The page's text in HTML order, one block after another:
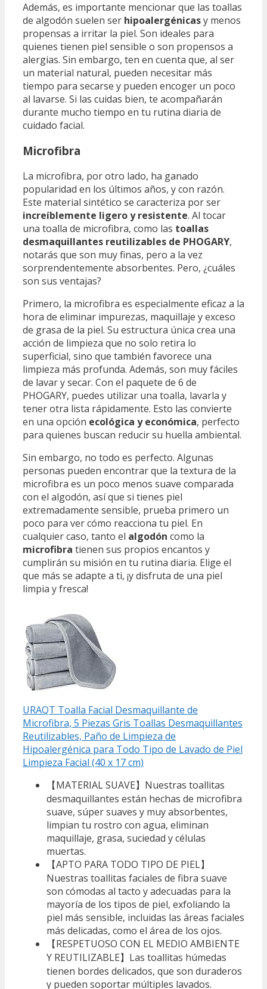
Además, es importante mencionar que las toallas
de algodón suelen ser hipoalergénicasy menos
propensas a irritar la piel. Son ideales para
quienes tienen piel sensible o son propensos a
alergias. Sin embargo, ten en cuenta que, al ser
un material natural, pueden necesitar más
tiempo para secarse y pueden encoger un poco
al lavarse. Si las cuidas bien, te acompañarán
durante mucho tiempo en tu rutina diaria de
cuidado facial.
Microfibra
La microfibra, por otro lado, ha ganado
popularidad en los últimos años, y con razón.
Este material sintético se caracteriza por ser
increíblemente ligero y resistente. Al tocar
una toalla de microfibra, como las toallas
desmaquillantes reutilizables de PHOGARY,
notarás que son muy finas, pero a la vez
sorprendentemente absorbentes. Pero, ¿cuáles
son sus ventajas?
Primero, la microfibra es especialmente eficaz a la
hora de eliminar impurezas, maquillaje y exceso
de grasa de la piel. Su estructura única crea una
acción de limpieza que no solo retira lo
superficial, sino que también favorece una
limpieza más profunda. Además, son muy fáciles
de lavar y secar. Con el paquete de 6 de
PHOGARY, puedes utilizar una toalla, lavarla y
tener otra lista rápidamente. Esto las convierte
en una opción ecológica y económica, perfecto
para quienes buscan reducir su huella ambiental.
Sin embargo, no todo es perfecto. Algunas
personas pueden encontrar que la textura de la
microfibra es un poco menos suave comparada
con el algodón, así que si tienes piel
extremadamente sensible, prueba primero un
poco para ver cómo reacciona tu piel. En
cualquier caso, tanto el algodón como la
microfibra tienen sus propios encantos y
cumplirán su misión en tu rutina diaria. Elige el
que más se adapte a ti, ¡y disfruta de una piel
limpia y fresca!
URAQT Toalla Facial Desmaquillante de
Microfibra, 5 Piezas Gris Toallas Desmaquillantes
Reutilizables, Paño de Limpieza de
Hipoalergénica para Todo Tipo de Lavado de Piel
Limpieza Facial (40 x 17 cm)
【MATERIAL SUAVE】Nuestras toallitas
desmaquillantes están hechas de microfibra
suave, súper suaves y muy absorbentes,
limpian tu rostro con agua, eliminan
maquillaje, grasa, suciedad y células
muertas.
【APTO PARA TODO TIPO DE PIEL】
Nuestras toallitas faciales de fibra suave
son cómodas al tacto y adecuadas para la
mayoría de los tipos de piel, exfoliando la
piel más sensible, incluidas las áreas faciales
más delicadas, como el área de los ojos.
【RESPETUOSO CON EL MEDIO AMBIENTE
Y REUTILIZABLE】Las toallitas húmedas
tienen bordes delicados, que son duraderos
y pueden soportar múltiples lavados.